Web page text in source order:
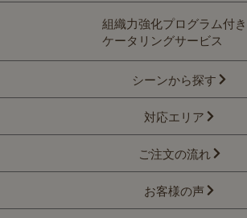
組織力強化プログラム付き
ケータリングサービス
シーンから探す
対応エリア
ご注文の流れ
お客様の声